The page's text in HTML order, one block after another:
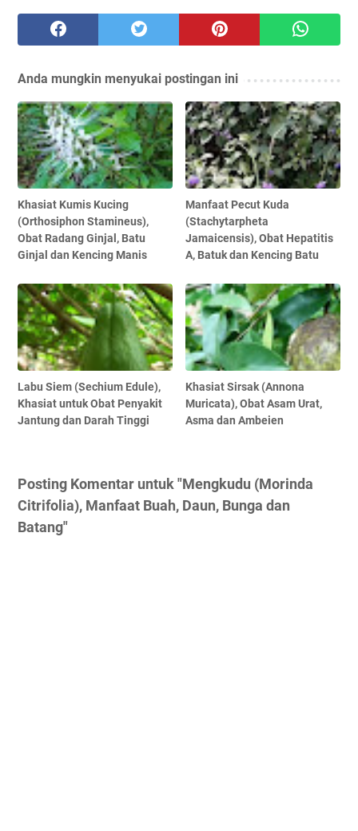
Anda mungkin menyukai postingan ini
Khasiat Kumis Kucing
(Orthosiphon Stamineus),
Obat Radang Ginjal, Batu
Ginjal dan Kencing Manis
Manfaat Pecut Kuda
(Stachytarpheta
Jamaicensis), Obat Hepatitis
A, Batuk dan Kencing Batu
Labu Siem (Sechium Edule),
Khasiat untuk Obat Penyakit
Jantung dan Darah Tinggi
Khasiat Sirsak (Annona
Muricata), Obat Asam Urat,
Asma dan Ambeien
Posting Komentar untuk "Mengkudu (Morinda
Citrifolia), Manfaat Buah, Daun, Bunga dan
Batang"